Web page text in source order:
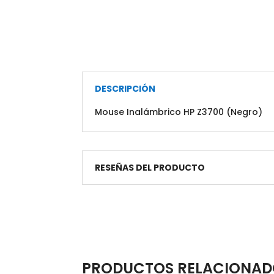
DESCRIPCIÓN
Mouse Inalámbrico HP Z3700 (Negro)
RESEÑAS DEL PRODUCTO
PRODUCTOS